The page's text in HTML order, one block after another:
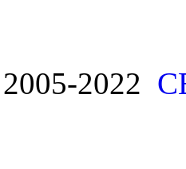
2022